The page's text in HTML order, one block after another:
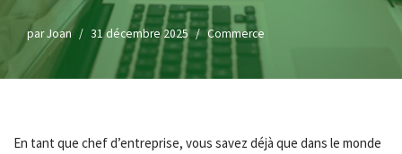
parJoan 31 décembre 2025 Commerce
En tant que chef d’entreprise, vous savez déjà que dans le monde